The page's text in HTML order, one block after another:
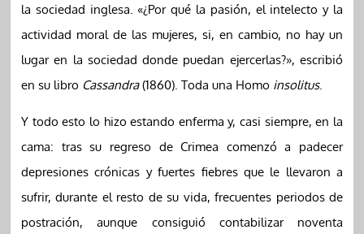
la sociedad inglesa. «¿Por qué la pasión, el intelecto y la
actividad moral de las mujeres, si, en cambio, no hay un
lugar en la sociedad donde puedan ejercerlas?», escribió
en su libro Cassandra(1860). Toda una Homo insolitus.
Y todo esto lo hizo estando enferma y, casi siempre, en la
cama: tras su regreso de Crimea comenzó a padecer
depresiones crónicas y fuertes fiebres que le llevaron a
sufrir, durante el resto de su vida, frecuentes periodos de
postración, aunque consiguió contabilizar noventa